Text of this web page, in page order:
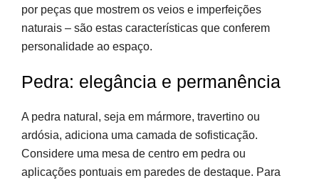
por peças que mostrem os veios e imperfeições
naturais – são estas características que conferem
personalidade ao espaço.
Pedra: elegância e permanência
A pedra natural, seja em mármore, travertino ou
ardósia, adiciona uma camada de sofisticação.
Considere uma mesa de centro em pedra ou
aplicações pontuais em paredes de destaque. Para